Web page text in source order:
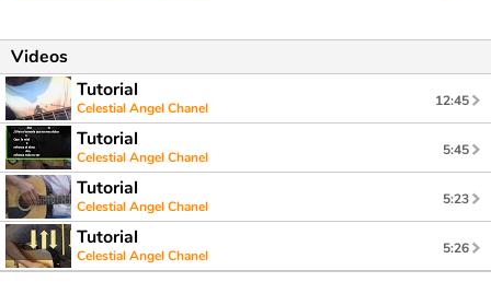
Videos
Tutorial
Celestial Angel Chanel 12:45
Tutorial
Celestial Angel Chanel 5:45
Tutorial
Celestial Angel Chanel 5:23
Tutorial
Celestial Angel Chanel 5:26